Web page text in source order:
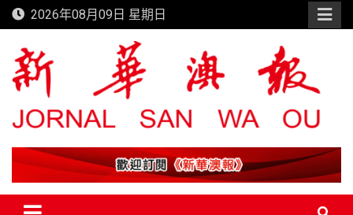
Skip
to
content
2026年08月09日 星期日
新華澳報